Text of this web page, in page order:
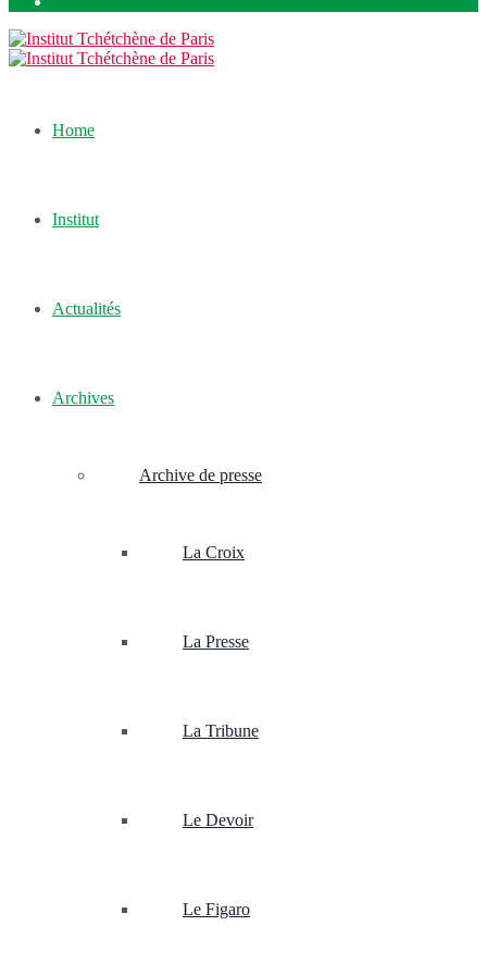
Home
Institut
Actualités
Archives
Archive de presse
La Croix
La Presse
La Tribune
Le Devoir
Le Figaro